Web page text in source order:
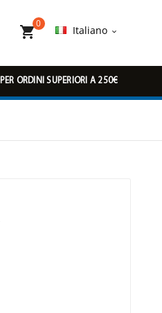

0
Italiano 
ORDINI SUPERIORI A 250€